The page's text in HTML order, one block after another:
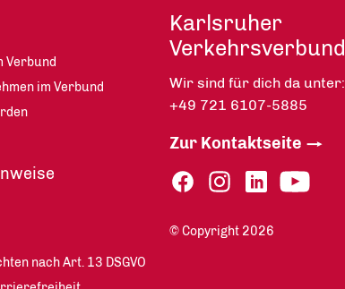
Verbund
im Verbund
nach Art. 13 DSGVO
Karlsruher
Verkehrsverbund
Wir sind für dich da unter:
+49 721 6107-5885
Zur Kontaktseite
© Copyright 2026